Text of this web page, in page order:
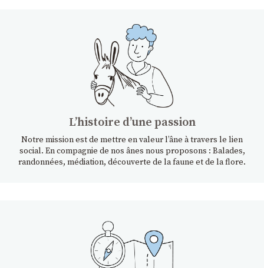
Lʼhistoire dʼune passion
Notre mission est de mettre en valeur l’âne à travers le lien
social. En compagnie de nos ânes nous proposons : Balades,
randonnées, médiation, découverte de la faune et de la flore.